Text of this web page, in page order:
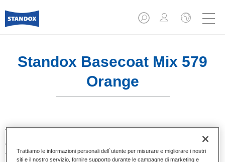
Standox Basecoat Mix 579
Orange
Tinta base convenzionale con eccezionale potere riempitivo
e buona opacità. Si distingue per l’ottimo punto tinta e per la
facilità di sfumatura. Ideale per riparazioni professionali.
Trattiamo le informazioni personali dell`utente per misurare e migliorare i nostri
siti e il nostro servizio, fornire supporto durante le campagne di marketing e